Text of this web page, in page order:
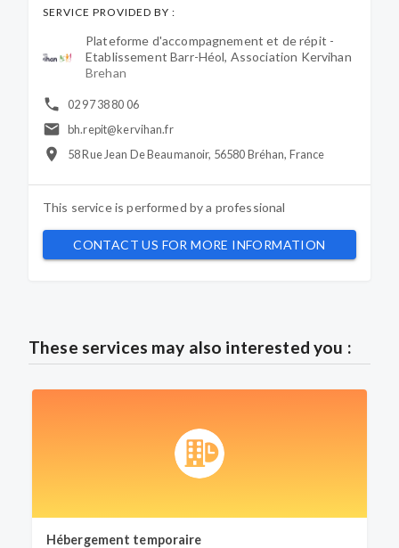
SERVICE PROVIDED BY :
Plateforme d'accompagnement et de répit -
Etablissement Barr-Héol, Association Kervihan
Brehan
02 97 38 80 06
bh.repit@kervihan.fr
58 Rue Jean De Beaumanoir, 56580 Bréhan, France
This service is performed by a professional
CONTACT US FOR MORE INFORMATION
These services may also interested you :
Hébergement temporaire